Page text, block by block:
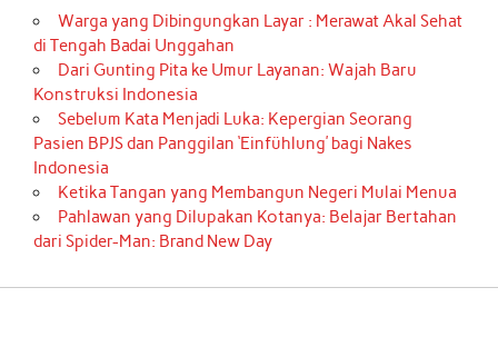
Warga yang Dibingungkan Layar : Merawat Akal Sehat
di Tengah Badai Unggahan
Dari Gunting Pita ke Umur Layanan: Wajah Baru
Konstruksi Indonesia
Sebelum Kata Menjadi Luka: Kepergian Seorang
Pasien BPJS dan Panggilan ‘Einfühlung’ bagi Nakes
Indonesia
Ketika Tangan yang Membangun Negeri Mulai Menua
Pahlawan yang Dilupakan Kotanya: Belajar Bertahan
dari Spider-Man: Brand New Day